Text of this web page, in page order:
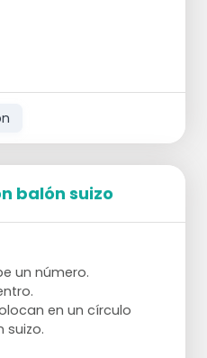
balón suizo
un número.
en un círculo
suizo.